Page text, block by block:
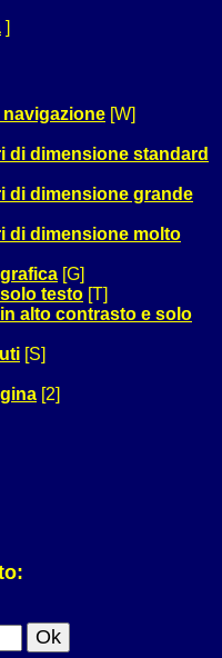
]
navigazione [W]
di dimensione standard
di dimensione grande
di dimensione molto
[G]
testo [T]
alto contrasto e solo
[S]
[2]